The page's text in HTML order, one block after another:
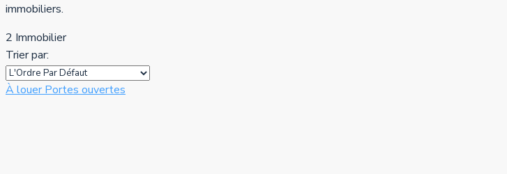
immobiliers.
2 Immobilier
Trier par:
À louer Portes ouvertes